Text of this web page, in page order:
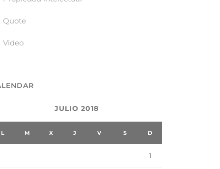
Quote
Video
JULIO 2018
L M X J V S D
1